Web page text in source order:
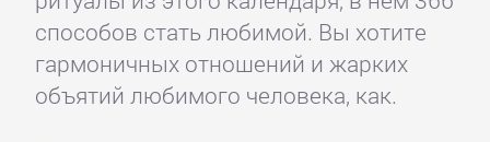
способов стать любимой. Вы хотите
гармоничных отношений и жарких
объятий любимого человека, как.